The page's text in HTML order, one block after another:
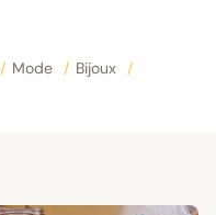
/ Mode / Bijoux
/